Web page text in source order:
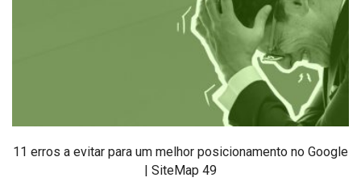
11 erros a evitar para um melhor posicionamento no Google
| SiteMap 49